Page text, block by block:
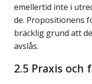
emellertid inte i
de. Propositionens
bräcklig grund att
avslås.
2.5 Praxis och